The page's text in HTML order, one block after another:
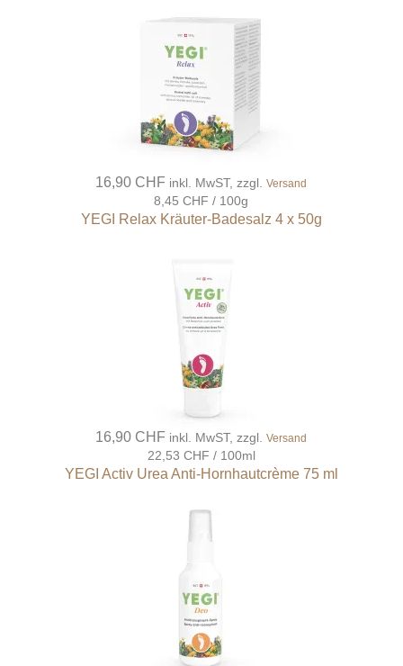
16,90 CHF inkl. MwST, zzgl.Versand
8,45 CHF / 100g
YEGI Relax Kräuter-Badesalz 4 x 50g
16,90 CHF inkl. MwST, zzgl.Versand
22,53 CHF / 100ml
YEGI Activ Urea Anti-Hornhautcrème 75 ml